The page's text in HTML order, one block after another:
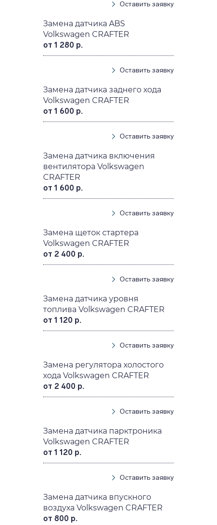
Оставить заявку
Замена датчика ABS
Volkswagen CRAFTER
от 1 280 р.
Оставить заявку
Замена датчика заднего хода
Volkswagen CRAFTER
от 1 600 р.
Оставить заявку
Замена датчика включения
вентилятора Volkswagen
CRAFTER
от 1 600 р.
Оставить заявку
Замена щеток стартера
Volkswagen CRAFTER
от 2 400 р.
Оставить заявку
Замена датчика уровня
топлива Volkswagen CRAFTER
от 1 120 р.
Оставить заявку
Замена регулятора холостого
хода Volkswagen CRAFTER
от 2 400 р.
Оставить заявку
Замена датчика парктроника
Volkswagen CRAFTER
от 1 120 р.
Оставить заявку
Замена датчика впускного
воздуха Volkswagen CRAFTER
от 800 р.